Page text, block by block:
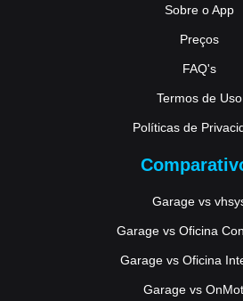
Sobre o App
Preços
FAQ's
Termos de Uso
Políticas de
Garage vs
Garage vs Oficina
Garage vs Oficina
Garage vs